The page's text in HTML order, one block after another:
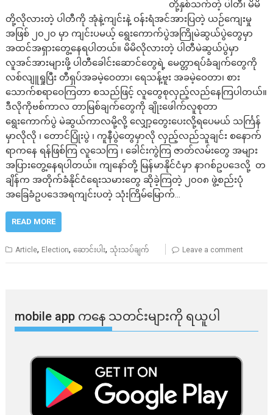
တို့နှစ်သက်တဲ့ ပါတီ၊ မိမိ
တို့လိုလားတဲ့ ပါတီကို အုံနဲ့ကျင်းနဲ့ ဝန်းရံအင်အားပြတဲ့ ယဉ်ကျေးမှု
အဖြစ် ၂၀၂၀ မှာ ကျင်းပမယ့် ရွေးကောက်ပွဲအကြိုမဲဆွယ်ပွဲတွေမှာ
အထင်အရှားတွေ့နေရပါတယ်။ မိမိလိုလားတဲ့ ပါတီမဲဆွယ်ပွဲမှာ
လူအင်အားများဖို့ ပါတီခေါင်းဆောင်တွေရဲ့ မေတ္တာရပ်ခံချက်တွေကို
လစ်လျူရှုပြီး တီရှပ်အခမဲ့ဝေတာ၊ ရေသန့်ဗူး အခမဲ့ဝေတာ၊ စား
သောက်စရာဝေကြတာ စသည်ဖြင့် လူတွေစုလှည့်လည်နေကြပါတယ်။
ဒီလိုကိုဗစ်ကာလ တာမြစ်ချက်တွေကို ချိုးဖေါက်လူစုတာ
ရွေးကောက်ပွဲ မဲဆွယ်ကာလမို့လို့ လျှော့တွေးပေးလို့ရပေမယ် သင်္ကြန်
မှာလိုလို ၊ တောင်ပြုံးပွဲ ၊ ကူနီပွဲတွေမှာလို လှည့်လည်သူချင်း စနောက်
ရာကနေ ရန်ဖြစ်ကြ လူသေကြ ၊ ခေါင်းကွဲကြ ဇာတ်လမ်းတွေ အများ
အပြားတွေ့နေရပါတယ်။ ကျနော်တို့ မြန်မာနိုင်ငံမှာ နာဂစ်ဥပဒေလို့ တ
ချိန်က အတိုက်ခံနိုင်ငံရေးသမားတွေ ဆိုခဲ့ကြတဲ့ ၂၀၀၈ ဖွဲ့စည်းပုံ
အခြေခံဥပဒေအရကျင်းပတဲ့ သုံးကြိမ်မြောက်…
READ MORE
Article, Election,ဆောင်းပါး, သုံးသပ်ချက် Leave a comment
mobile app ​​ကနေ ​​သတင်းများကို ရယူပါ